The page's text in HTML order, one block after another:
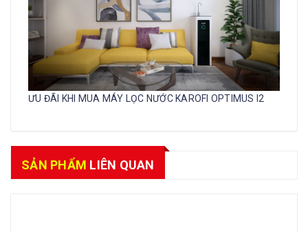
ƯU ĐÃI KHI MUA MÁY LỌC NƯỚC KAROFI OPTIMUS I2
SẢN PHẨM LIÊN QUAN